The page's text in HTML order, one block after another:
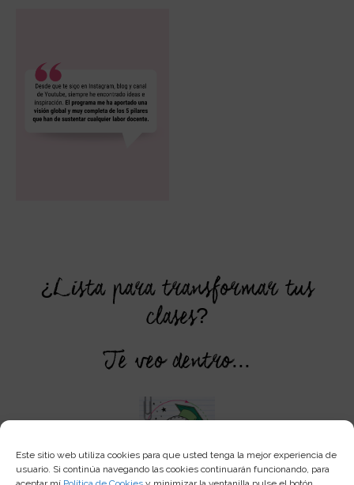
Este sitio web utiliza cookies para que usted tenga la mejor experiencia de
usuario. Si continúa navegando las cookies continuarán funcionando, para
¿Lista para transformar tus
clases?
Te veo dentro...